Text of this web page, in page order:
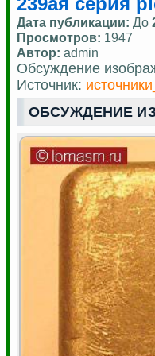
Дата публикации: До
Просмотров: 1947
Автор: admin
Обсуждение
Источник:
ОБСУЖДЕНИЕ